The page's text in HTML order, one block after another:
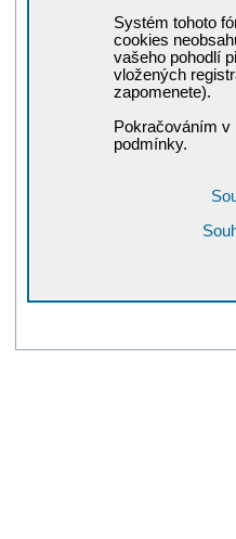
Systém tohoto
cookies
vašeho pohodlí
vložených
zapomenete).
Pokračováním v
podmínky.